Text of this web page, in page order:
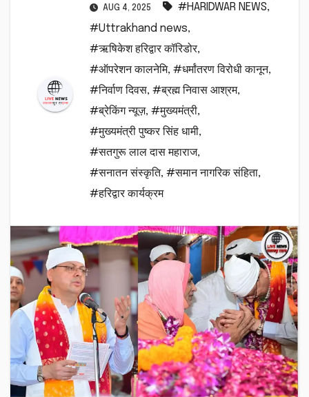
AUG 4, 2025 #HARIDWAR NEWS,
#Uttrakhand news,
#ऋषिकेश हरिद्वार कॉरिडोर,
#ऑपरेशन कालनेमि, #धर्मांतरण विरोधी कानून,
#निर्वाण दिवस, #ब्रह्म निवास आश्रम,
#ब्रेकिंग न्यूज़, #मुख्यमंत्री,
#मुख्यमंत्री पुष्कर सिंह धामी,
#सतगुरू लाल दास महाराज,
#सनातन संस्कृति, #समान नागरिक संहिता,
#हरिद्वार कार्यक्रम